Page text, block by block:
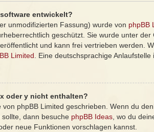
entwickelt?
unmodifizierten Fassung) wurde von phpBB
geschützt. Sie wurde unter der
und kann frei vertrieben werden.
Limited . Eine deutschsprachige
oder y nicht enthalten?
von phpBB Limited geschrieben. Wenn du
dann besuche phpBB Ideas, wo du
neue Funktionen vorschlagen kannst.